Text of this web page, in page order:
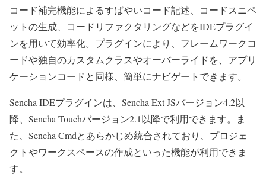
コード補完機能によるすばやいコード記述、コードスニペ
ットの生成、コードリファクタリングなどをIDEプラグイ
ンを用いて効率化。プラグインにより、フレームワークコ
ードや独自のカスタムクラスやオーバーライドを、アプリ
ケーションコードと同様、簡単にナビゲートできます。
Sencha IDEプラグインは、Sencha Ext JSバージョン4.2以
降、Sencha Touchバージョン2.1以降で利用できます。ま
た、Sencha Cmdとあらかじめ統合されており、プロジェ
クトやワークスペースの作成といった機能が利用できま
す。